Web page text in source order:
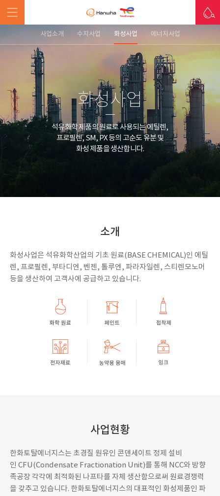
사업소개 수지사업 화성사업 에너지사업
화성사업
석유화학 제품의 원료로 사용되는 에틸렌,
프로필렌, SM, PX 등의 고순도 유분 및
화성 제품을 생산합니다.
소개
화성사업은 석유화학산업의 기초 원료(BASE CHEMICAL)인 에틸
렌, 프로필렌, 부타디엔, 벤젠, 톨루엔, 파라자일렌, 스티렌모노머
등을 생산하여 고객사에 공급하고 있습니다.
사업현황
한화토탈에너지스는 초경질 원유인 콘덴세이트 정제 설비
인 CFU(Condensate Fractionation Unit)를 통해 NCC와 방향
족공장 각각에 최적화된 나프타를 자체 생산함으로써 원료경쟁력
을 갖추고 있습니다. 한화토탈에너지스의 대표적인 화성제품인 파